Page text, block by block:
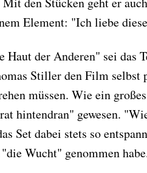
Element: "Ich liebe
der Anderen" sei das
Stiller den Film selbst
müssen. Wie ein
hintendran" gewesen.
Set dabei stets so
Wucht" genommen